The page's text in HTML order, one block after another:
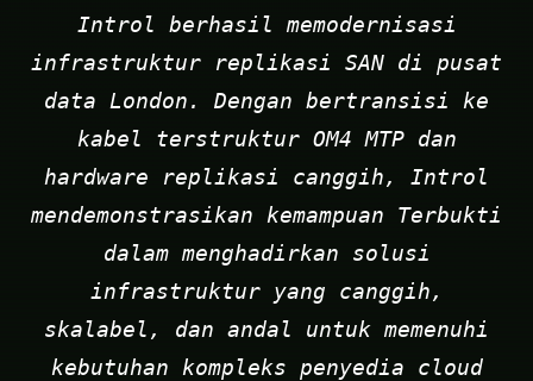
Introl berhasil memodernisasi
infrastruktur replikasi SAN di pusat
data London. Dengan bertransisi ke
kabel terstruktur OM4 MTP dan
hardware replikasi canggih, Introl
mendemonstrasikan kemampuan Terbukti
dalam menghadirkan solusi
infrastruktur yang canggih,
skalabel, dan andal untuk memenuhi
kebutuhan kompleks penyedia cloud